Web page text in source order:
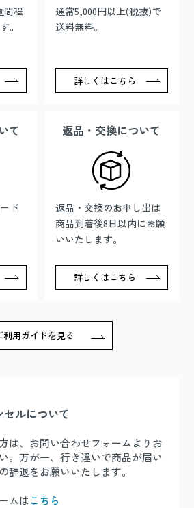
間程
。
通常5,000円以上(税抜)で
送料無料。
詳しくはこちら
て
ド
返品・交換について
返品・交換のお申し出は
商品到着後8日以内にお願
いいたします。
詳しくはこちら
利用ガイドを見る
ルについて
は、お問い合わせフォームよりお
。万が一、行き違いで商品が届い
辞退をお願いいたします。
ムはこちら